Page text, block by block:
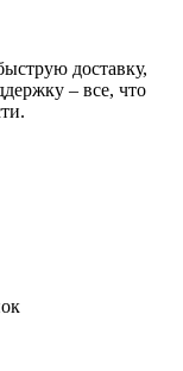
доставку,
– все, что